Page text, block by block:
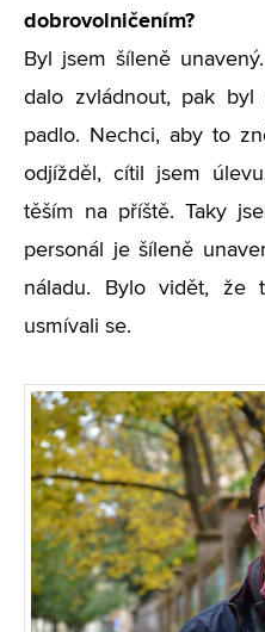
dobrovolničením?
Byl jsem šíleně
dalo zvládnout, pak
padlo. Nechci, aby to
odjížděl, cítil jsem
těším na příště. Taky
personál je šíleně
náladu. Bylo vidět, že
usmívali se.